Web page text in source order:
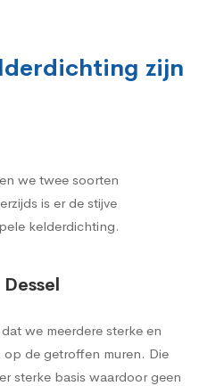
zijn
we twee soorten
is er de stijve
kelderdichting.
we meerdere sterke en
de getroffen muren. Die
sterke basis waardoor geen